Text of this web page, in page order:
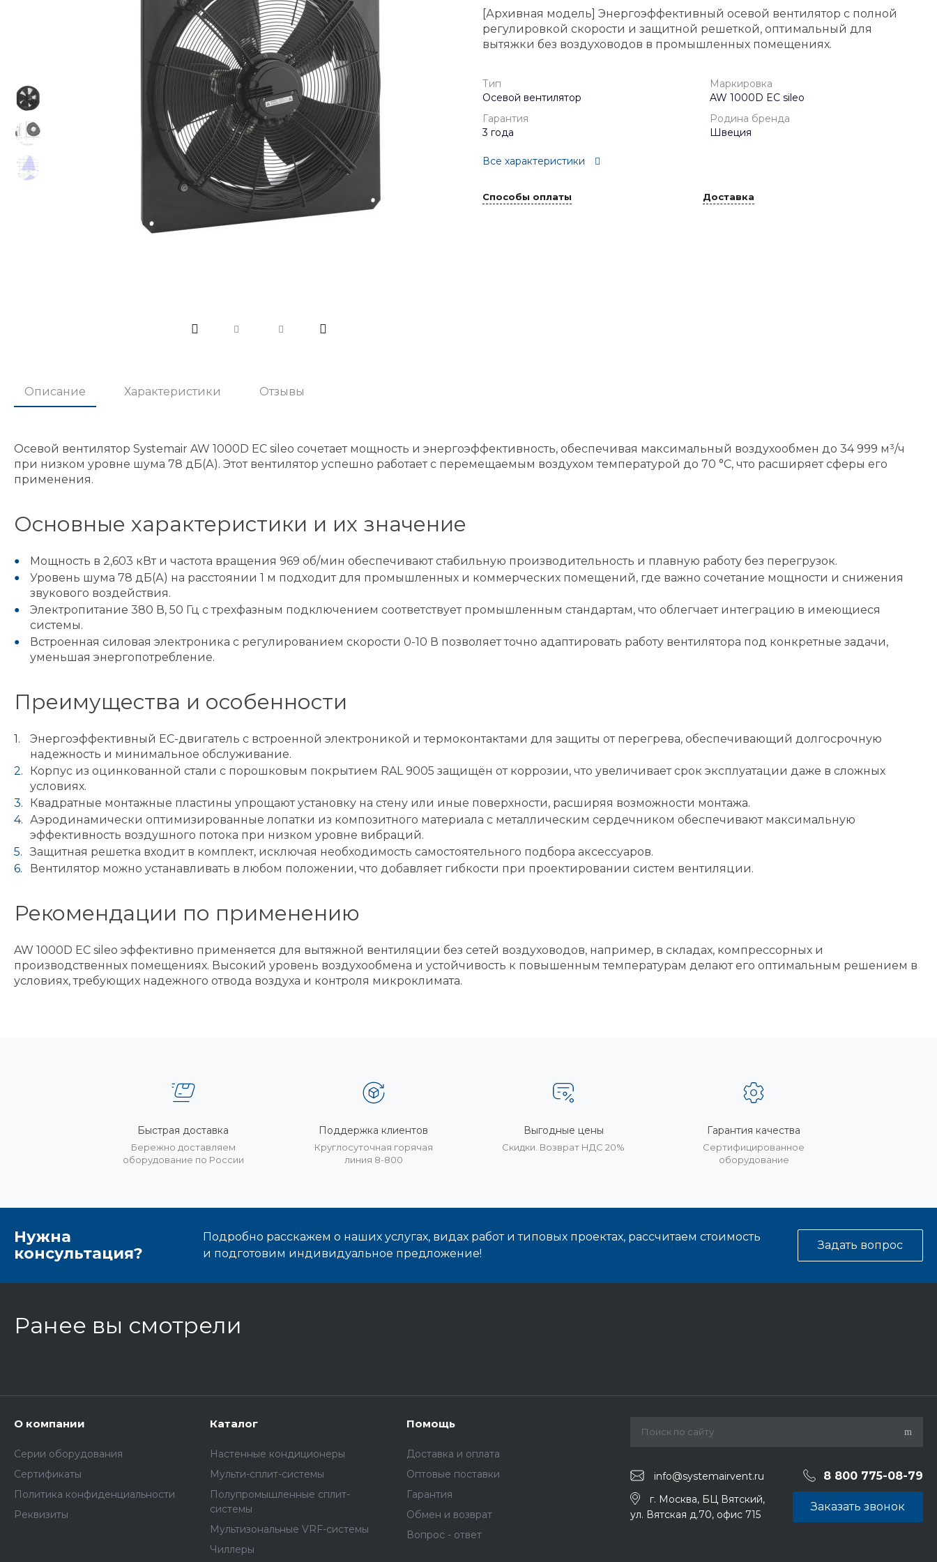
[Архивная модель] Энергоэффективный осевой вентилятор с полной
регулировкой скорости и защитной решеткой, оптимальный для
вытяжки без воздуховодов в промышленных помещениях.
Тип
Осевой вентилятор
Маркировка
AW 1000D EC sileo
Гарантия
3 года
Родина бренда
Швеция
Все характеристики
Способы оплаты Доставка
Описание Характеристики Отзывы
Осевой вентилятор Systemair AW 1000D EC sileo сочетает мощность и энергоэффективность, обеспечивая максимальный воздухообмен до 34 999 м³/ч
при низком уровне шума 78 дБ(А). Этот вентилятор успешно работает с перемещаемым воздухом температурой до 70 °C, что расширяет сферы его
применения.
Основные характеристики и их значение
Мощность в 2,603 кВт и частота вращения 969 об/мин обеспечивают стабильную производительность и плавную работу без перегрузок.
Уровень шума 78 дБ(А) на расстоянии 1 м подходит для промышленных и коммерческих помещений, где важно сочетание мощности и снижения
звукового воздействия.
Электропитание 380 В, 50 Гц с трехфазным подключением соответствует промышленным стандартам, что облегчает интеграцию в имеющиеся
системы.
Встроенная силовая электроника с регулированием скорости 0-10 В позволяет точно адаптировать работу вентилятора под конкретные задачи,
уменьшая энергопотребление.
Преимущества и особенности
Энергоэффективный EC-двигатель с встроенной электроникой и термоконтактами для защиты от перегрева, обеспечивающий долгосрочную
надежность и минимальное обслуживание.
Корпус из оцинкованной стали с порошковым покрытием RAL 9005 защищён от коррозии, что увеличивает срок эксплуатации даже в сложных
условиях.
Квадратные монтажные пластины упрощают установку на стену или иные поверхности, расширяя возможности монтажа.
Аэродинамически оптимизированные лопатки из композитного материала с металлическим сердечником обеспечивают максимальную
эффективность воздушного потока при низком уровне вибраций.
Защитная решетка входит в комплект, исключая необходимость самостоятельного подбора аксессуаров.
Вентилятор можно устанавливать в любом положении, что добавляет гибкости при проектировании систем вентиляции.
Рекомендации по применению
AW 1000D EC sileo эффективно применяется для вытяжной вентиляции без сетей воздуховодов, например, в складах, компрессорных и
производственных помещениях. Высокий уровень воздухообмена и устойчивость к повышенным температурам делают его оптимальным решением в
условиях, требующих надежного отвода воздуха и контроля микроклимата.
Быстрая доставка
Бережно доставляем
оборудование по России
Поддержка клиентов
Круглосуточная горячая
линия 8-800
Выгодные цены
Скидки. Возврат НДС 20%
Гарантия качества
Сертифицированное
оборудование
Нужна
консультация?
Подробно расскажем о наших услугах, видах работ и типовых проектах, рассчитаем стоимость
и подготовим индивидуальное предложение!
Задать вопрос
Ранее вы смотрели
О компании
Серии оборудования
Сертификаты
Политика конфиденциальности
Реквизиты
Каталог
Настенные кондиционеры
Мульти-сплит-системы
Полупромышленные сплит-
системы
Мультизональные VRF-системы
Чиллеры
Помощь
Доставка и оплата
Оптовые поставки
Гарантия
Обмен и возврат
Вопрос - ответ
info@systemairvent.ru 8 800 775-08-79
г. Москва, БЦ Вятский,
ул. Вятская д.70, офис 715
Заказать звонок